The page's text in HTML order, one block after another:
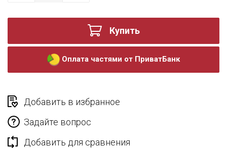
Купить
Оплата частями от ПриватБанк
Добавить в избранное
Задайте вопрос
Добавить для сравнения